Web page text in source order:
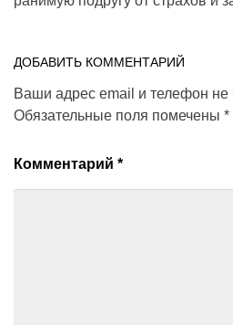
ДОБАВИТЬ КОММЕНТАРИЙ
Ваши адрес email и телефон не
Обязательные поля помечены *
Комментарий *